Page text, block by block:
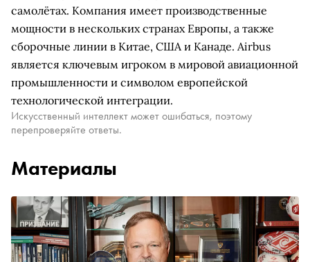
самолётах. Компания имеет производственные
мощности в нескольких странах Европы, а также
сборочные линии в Китае, США и Канаде. Airbus
является ключевым игроком в мировой авиационной
промышленности и символом европейской
технологической интеграции.
Искусственный интеллект может ошибаться, поэтому
перепроверяйте ответы.
Материалы